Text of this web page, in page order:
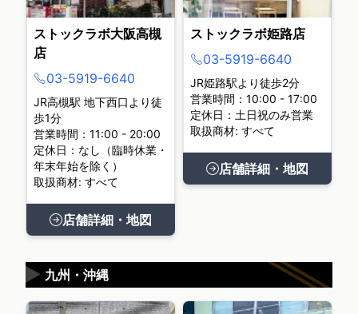
ストックラボ大阪高槻
店
03-5919-6640
JR高槻駅 地下西口より徒
歩1分
営業時間：11:00 - 20:00
定休日：なし（臨時休業・
年末年始を除く）
取扱商材: すべて
店舗詳細・地図
ストックラボ姫路店
03-5919-6640
JR姫路駅より徒歩2分
営業時間：10:00 - 17:00
定休日：土日祝のみ営業
取扱商材: すべて
店舗詳細・地図
九州・沖縄
▶